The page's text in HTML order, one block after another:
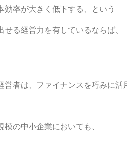
率が大きく低下する、という
る経営力を有しているならば、
者は、ファイナンスを巧みに活
の中小企業においても、